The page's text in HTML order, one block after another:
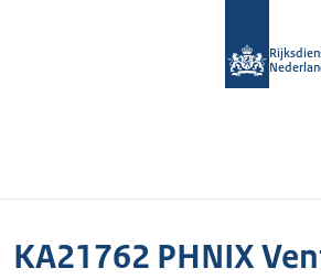
KA21762 PHNIX